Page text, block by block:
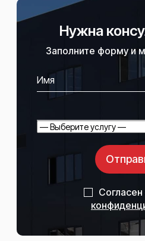
Нужна
Заполните форму и
Согласен